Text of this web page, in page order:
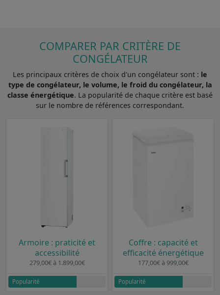
COMPARER PAR CRITÈRE DE
CONGÉLATEUR
Les principaux critères de choix d'un congélateur sont : le
type de congélateur, le volume, le froid du congélateur, la
classe énergétique. La popularité de chaque critère est basé
sur le nombre de références correspondant.
Armoire : praticité et
accessibilité
279,00€ à 1.899,00€
Popularité
Coffre : capacité et
efficacité énergétique
177,00€ à 999,00€
Popularité